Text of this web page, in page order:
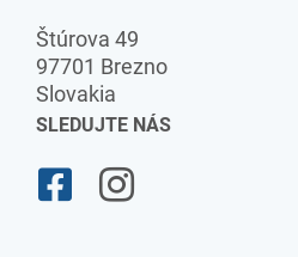
Štúrova 49
97701 Brezno
Slovakia
SLEDUJTE NÁS